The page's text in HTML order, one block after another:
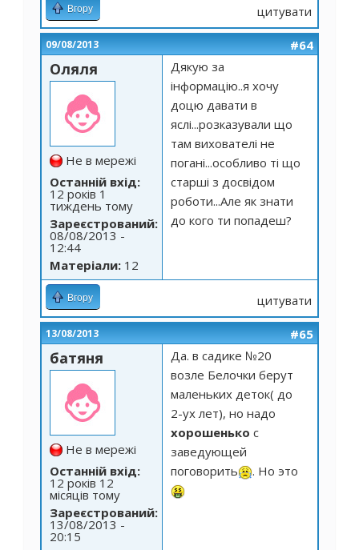
Вгору цитувати
09/08/2013 #64
Оляля
Не в мережі
Останній вхід:
12 років 1
тиждень тому
Зареєстрований:
08/08/2013 -
12:44
Матеріали: 12
Дякую за
інформацію..я хочу
доцю давати в
яслі...розказували що
там вихователі не
погані...особливо ті що
старші з досвідом
роботи...Але як знати
до кого ти попадеш?
Вгору цитувати
13/08/2013 #65
батяня
Не в мережі
Останній вхід:
12 років 12
місяців тому
Зареєстрований:
13/08/2013 -
20:15
Да. в садике №20
возле Белочки берут
маленьких деток( до
2-ух лет), но надо
хорошенько с
заведующей
поговорить
. Но это